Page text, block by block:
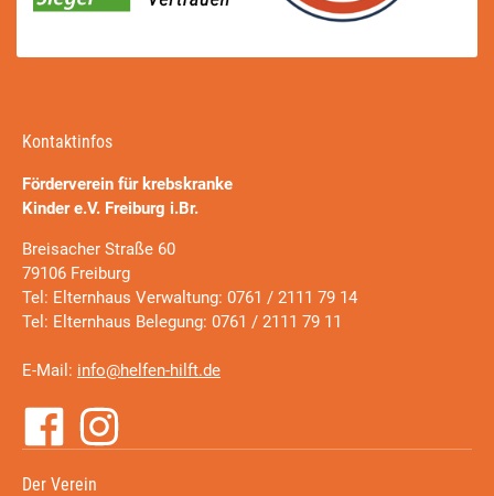
Kontaktinfos
Förderverein für krebskranke
Kinder e.V. Freiburg i.Br.
Breisacher Straße 60
79106 Freiburg
Tel: Elternhaus Verwaltung: 0761 / 2111 79 14
Tel: Elternhaus Belegung: 0761 / 2111 79 11
E-Mail: info@helfen-hilft.de
Der Verein